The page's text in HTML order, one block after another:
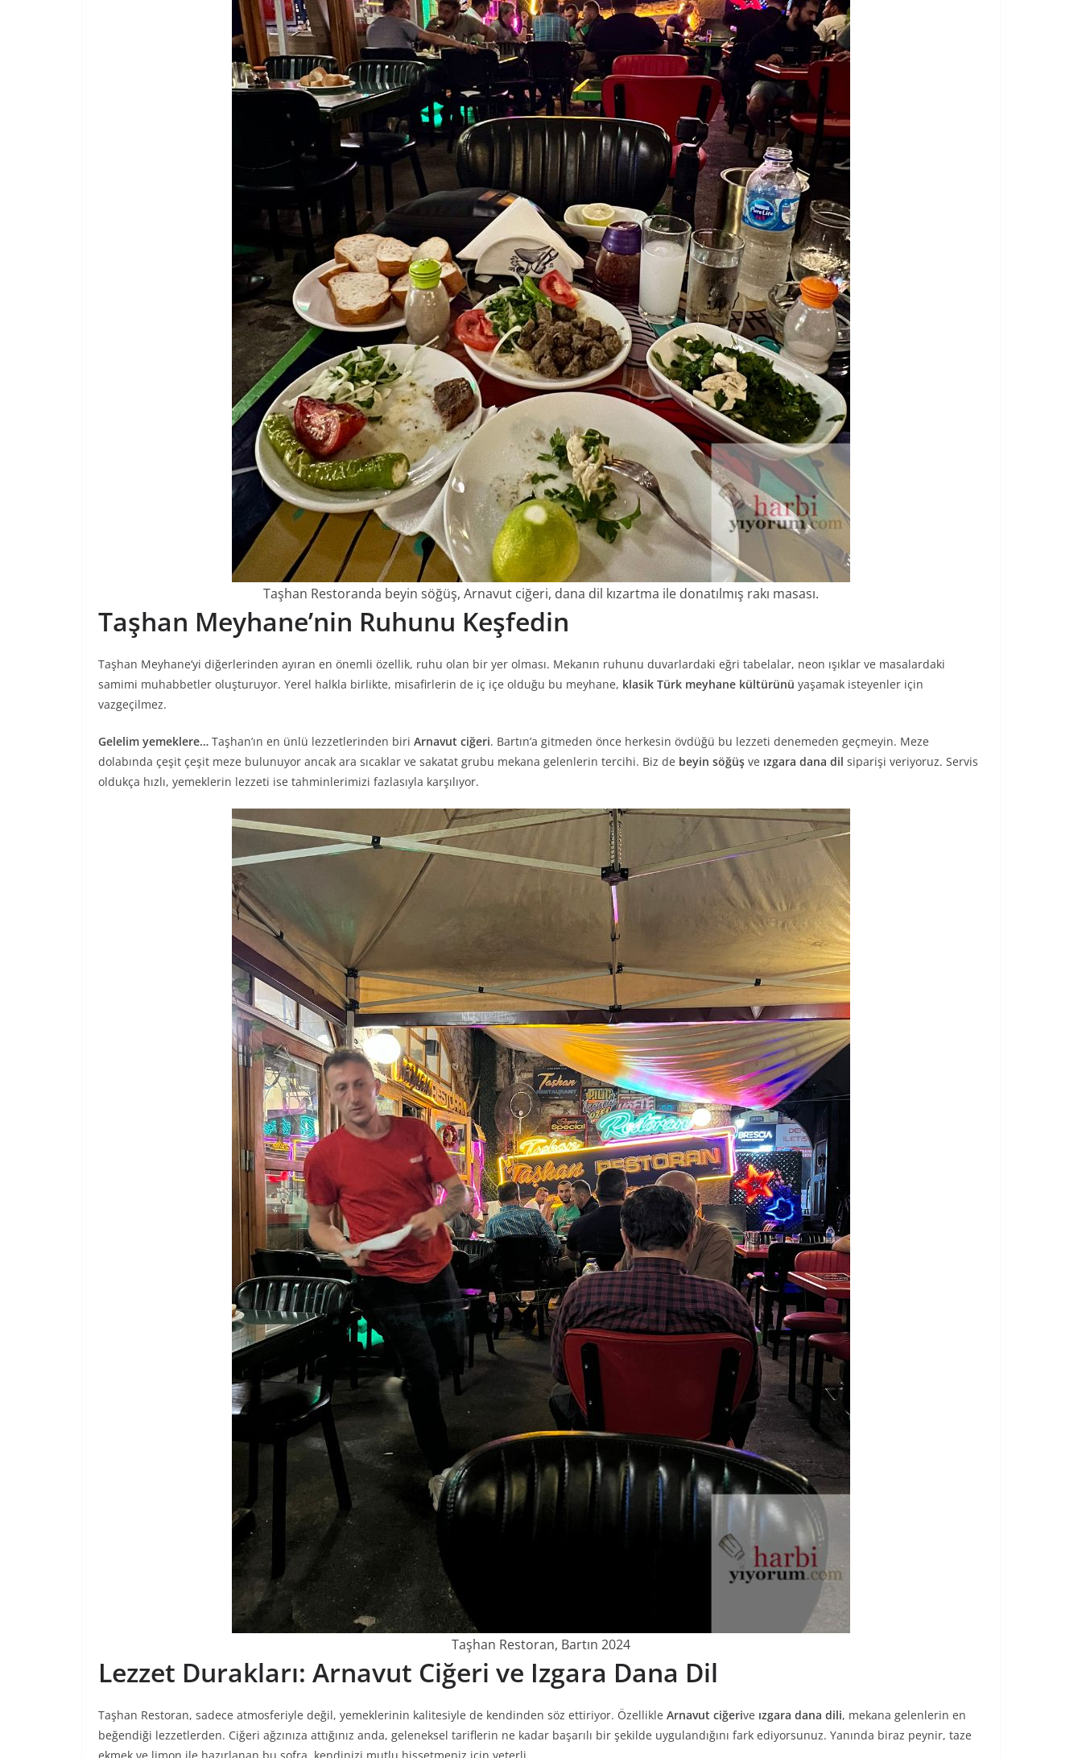
Taşhan Restoranda beyin söğüş, Arnavut ciğeri, dana dil kızartma ile donatılmış rakı masası.
Taşhan Meyhane’nin Ruhunu Keşfedin
Taşhan Meyhane’yi diğerlerinden ayıran en önemli özellik, ruhu olan bir yer olması. Mekanın ruhunu duvarlardaki eğri tabelalar, neon ışıklar ve masalardaki
samimi muhabbetler oluşturuyor. Yerel halkla birlikte, misafirlerin de iç içe olduğu bu meyhane, klasik Türk meyhane kültürünü yaşamak isteyenler için
vazgeçilmez.
Gelelim yemeklere… Taşhan’ın en ünlü lezzetlerinden biri Arnavut ciğeri. Bartın’a gitmeden önce herkesin övdüğü bu lezzeti denemeden geçmeyin. Meze
dolabında çeşit çeşit meze bulunuyor ancak ara sıcaklar ve sakatat grubu mekana gelenlerin tercihi. Biz de beyin söğüş ve ızgara dana dil siparişi veriyoruz. Servis
oldukça hızlı, yemeklerin lezzeti ise tahminlerimizi fazlasıyla karşılıyor.
Taşhan Restoran, Bartın 2024
Lezzet Durakları: Arnavut Ciğeri ve Izgara Dana Dil
Taşhan Restoran, sadece atmosferiyle değil, yemeklerinin kalitesiyle de kendinden söz ettiriyor. Özellikle Arnavut ciğerive ızgara dana dili, mekana gelenlerin en
beğendiği lezzetlerden. Ciğeri ağzınıza attığınız anda, geleneksel tariflerin ne kadar başarılı bir şekilde uygulandığını fark ediyorsunuz. Yanında biraz peynir, taze